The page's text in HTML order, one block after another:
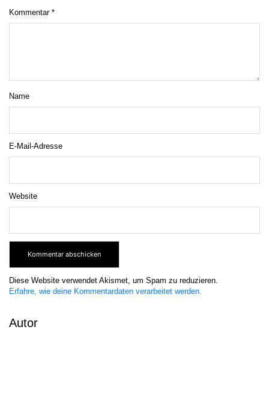
Kommentar *
Name
E-Mail-Adresse
Website
Diese Website verwendet Akismet, um Spam zu reduzieren.
Erfahre, wie deine Kommentardaten verarbeitet werden.
Autor